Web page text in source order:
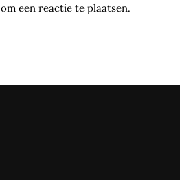
om een reactie te plaatsen.